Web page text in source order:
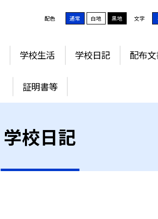
配色 通常 白地 黒地 文字
学校生活 学校日記 配布
証明書等
学校日記